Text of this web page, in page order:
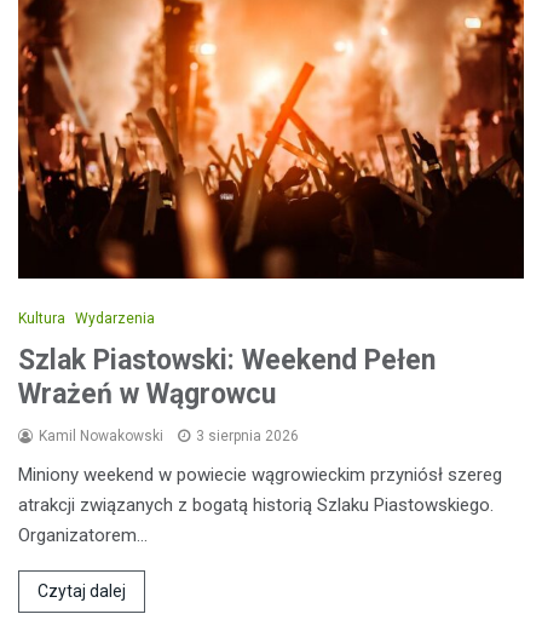
Kultura Wydarzenia
Szlak Piastowski: Weekend Pełen
Wrażeń w Wągrowcu
Kamil Nowakowski 3 sierpnia 2026
Miniony weekend w powiecie wągrowieckim przyniósł szereg
atrakcji związanych z bogatą historią Szlaku Piastowskiego.
Organizatorem…
Czytaj dalej